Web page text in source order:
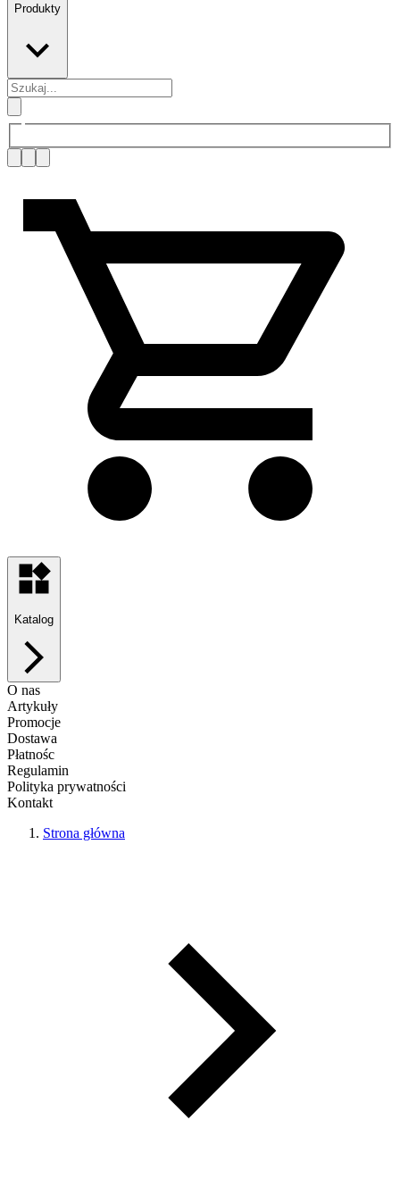
Produkty
Katalog
O nas
Artykuły
Promocje
Dostawa
Płatnośc
Regulamin
Polityka prywatności
Kontakt
Strona główna